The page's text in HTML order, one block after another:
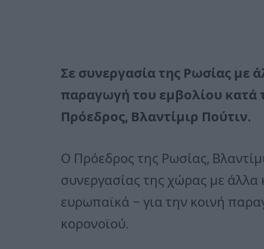
Σε συνεργασία της Ρωσίας με
παραγωγή του εμβολίου κατά
Πρόεδρος, Βλαντίμιρ Πούτιν.
Ο Πρόεδρος της Ρωσίας,
συνεργασίας της χώρας με άλλα
ευρωπαϊκά – για την κοινή
κορονοϊού.